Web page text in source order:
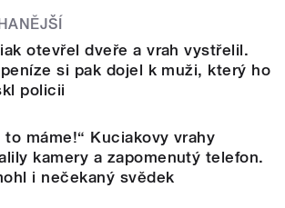
otevřel dveře a vrah vystřelil.
si pak dojel k muži, který ho
policii
to máme!“ Kuciakovy vrahy
kamery a zapomenutý telefon.
i nečekaný svědek